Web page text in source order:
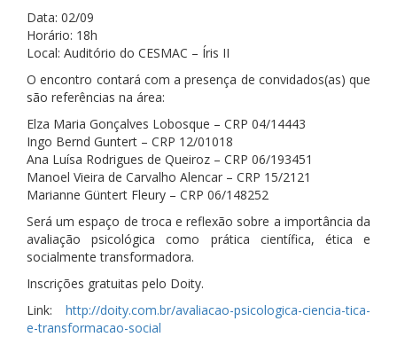
Data: 02/09
Horário: 18h
Local: Auditório do CESMAC – Íris II
O encontro contará com a presença de convidados(as) que
são referências na área:
Elza Maria Gonçalves Lobosque – CRP 04/14443
Ingo Bernd Guntert – CRP 12/01018
Ana Luísa Rodrigues de Queiroz – CRP 06/193451
Manoel Vieira de Carvalho Alencar – CRP 15/2121
Marianne Güntert Fleury – CRP 06/148252
Será um espaço de troca e reflexão sobre a importância da
avaliação psicológica como prática científica, ética e
socialmente transformadora.
Inscrições gratuitas pelo Doity.
Link: http://doity.com.br/avaliacao-psicologica-ciencia-tica-
e-transformacao-social